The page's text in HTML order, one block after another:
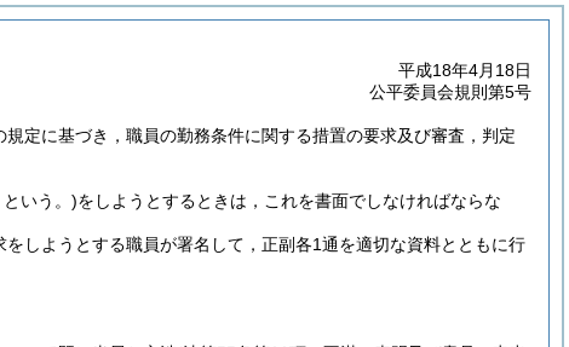
平成18年4月18日
公平委員会規則第5号
規定に基づき，職員の勤務条件に関する措置の要求及び審査，判定
いう。)をしようとするときは，これを書面でしなければならな
しようとする職員が署名して，正副各1通を適切な資料とともに行